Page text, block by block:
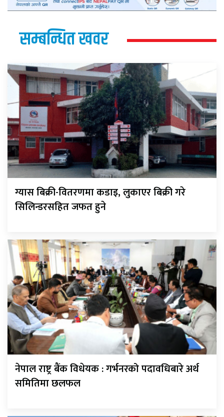
सम्बन्धित खवर
ग्यास बिक्री-वितरणमा कडाइ, लुकाएर बिक्री गरे
सिलिन्डरसहित जफत हुने
नेपाल राष्ट्र बैंक विधेयक : गर्भनरको पदावधिबारे अर्थ
समितिमा छलफल